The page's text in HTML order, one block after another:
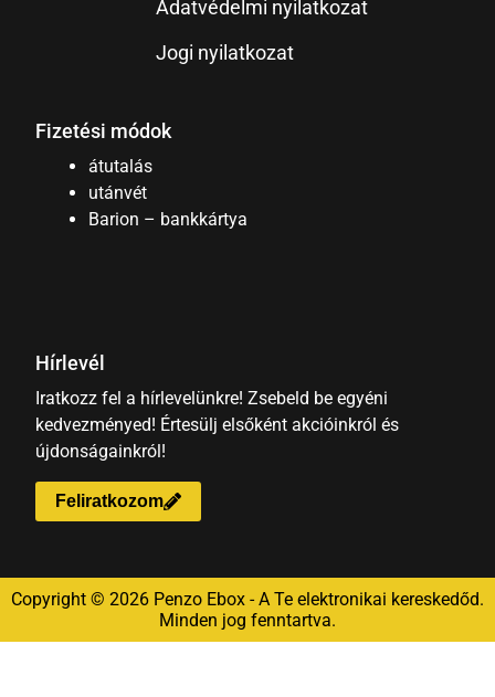
Adatvédelmi nyilatkozat
Jogi nyilatkozat
Fizetési módok
átutalás
utánvét
Barion – bankkártya
Hírlevél
Iratkozz fel a hírlevelünkre! Zsebeld be egyéni
kedvezményed! Értesülj elsőként akcióinkról és
újdonságainkról!
Feliratkozom
Copyright © 2026 Penzo Ebox - A Te elektronikai kereskedőd.
Minden jog fenntartva.